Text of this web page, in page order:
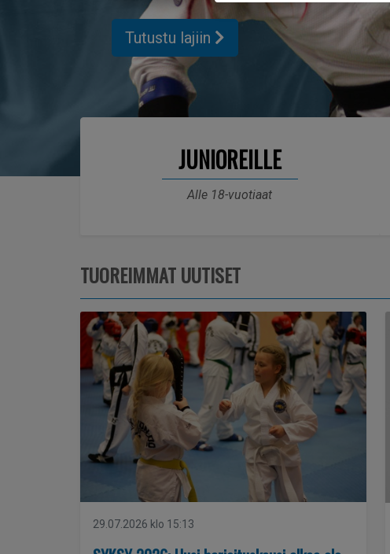
Tutustu lajiin
JUNIOREILLE
Alle 18-vuotiaat
TUOREIMMAT UUTISET
29.07.2026 klo 15:13